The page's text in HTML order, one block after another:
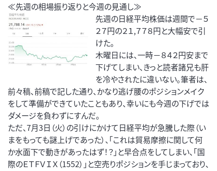
≪先週の相場振り返りと今週の見通し≫
先週の日経平均株価は週間で－５
２７円の２１,７７８円と大幅安で引
けた。
木曜日には、一時－８４２円安まで
下げてしまい、きっと読者諸兄も肝
を冷やされたに違いない。筆者は、
前々稿、前稿で記した通り、かなり逃げ腰のポジションメイク
をして準備ができていたこともあり、幸いにも今週の下げでは
ダメージを負わずにすんだ。
ただ、7月3日（火）の引けにかけて日経平均が急騰した際（い
まをもっても謎上げであった）、「これは貿易摩擦に関して何
か水面下で動きがあったはず！？」と早合点をしてしまい、「国
際のＥＴＦＶＩＸ（1552）」と空売りポジションを手じまっており、